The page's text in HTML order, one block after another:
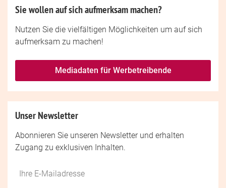
Sie wollen auf sich aufmerksam machen?
Nutzen Sie die vielfältigen Möglichkeiten um auf sich
aufmerksam zu machen!
Mediadaten für Werbetreibende
Unser Newsletter
Abonnieren Sie unseren Newsletter und erhalten
Zugang zu exklusiven Inhalten.
Do
*Ihre